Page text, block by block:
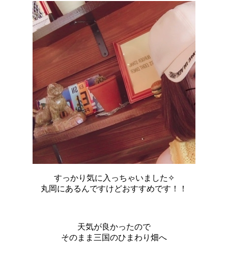
すっかり気に入っちゃいました✧
丸岡にあるんですけどおすすめです！！
天気が良かったので
そのまま三国のひまわり畑へ